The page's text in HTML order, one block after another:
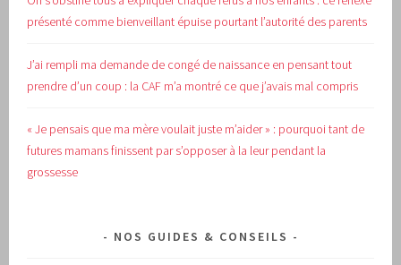
présenté comme bienveillant épuise pourtant l’autorité des parents
J’ai rempli ma demande de congé de naissance en pensant tout
prendre d’un coup : la CAF m’a montré ce que j’avais mal compris
« Je pensais que ma mère voulait juste m’aider » : pourquoi tant de
futures mamans finissent par s’opposer à la leur pendant la
grossesse
NOS GUIDES & CONSEILS